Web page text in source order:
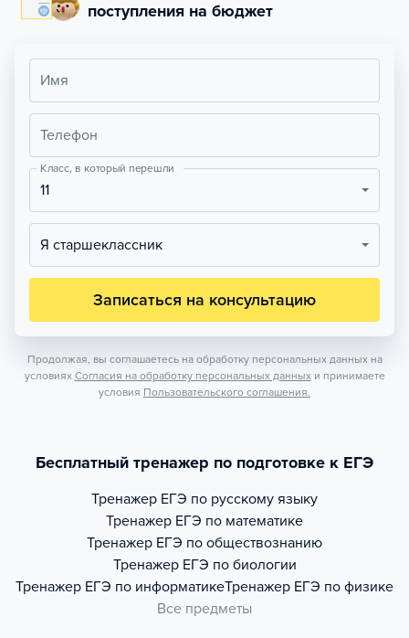
поступления на бюджет
Имя
Телефон
Класс, в который перешли
11
Я старшеклассник
Записаться на консультацию
Продолжая, вы соглашаетесь на обработку персональных данных на
условиях Согласия на обработку персональных данных и принимаете
условия Пользовательского соглашения.
Бесплатный тренажер по подготовке к ЕГЭ
Тренажер ЕГЭ по русскому языку
Тренажер ЕГЭ по математике
Тренажер ЕГЭ по обществознанию
Тренажер ЕГЭ по биологии
Тренажер ЕГЭ по информатикеТренажер ЕГЭ по физике
Все предметы